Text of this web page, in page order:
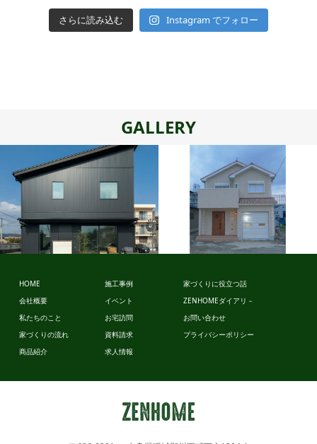
さらに読み込む Instagram でフォロー
GALLERY
スタイルデ
ザイン
HOME
会社概要
私たちのこと
家づくりの流れ
商品紹介
施工事例
イベント
お宅訪問
資料請求
求人情報
家づくりに役立つ話
ZENHOMEダイアリ－
お問い合わせ
プライバシーポリシー